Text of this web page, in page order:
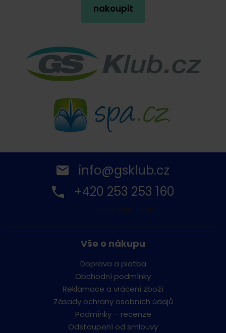
nakoupit
info@gsklub.cz
+420 253 253 160
Vše o nákupu
Doprava a platba
Obchodní podmínky
Reklamace a vrácení zboží
Zásady ochrany osobních údajů
Podmínky – recenze
Odstoupení od smlouvy